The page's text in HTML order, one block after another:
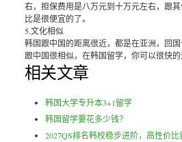
右，担保费用是八万元到十万元左右，跟
比是很便宜的了。
5.文化相似
韩国跟中国的距离很近，都是在亚洲，回
跟中国很相似，在韩国留学，你可以很快的
相关文章
韩国大学专升本3+1留学
韩国留学要花多少钱？
2027QS排名韩校稳步进阶，高性价